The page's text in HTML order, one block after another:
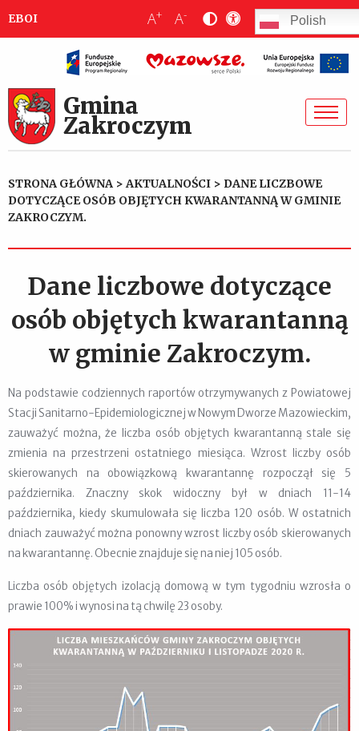
EBOI A+ A- Polish
Gmina
Zakroczym
STRONA GŁÓWNA >AKTUALNOŚCI > DANE LICZBOWE
DOTYCZĄCE OSÓB OBJĘTYCH KWARANTANNĄ W GMINIE
ZAKROCZYM.
Dane liczbowe dotyczące
osób objętych kwarantanną
w gminie Zakroczym.
Na podstawie codziennych raportów otrzymywanych z Powiatowej
Stacji Sanitarno-Epidemiologicznej w Nowym Dworze Mazowieckim,
zauważyć można, że liczba osób objętych kwarantanną stale się
zmienia na przestrzeni ostatniego miesiąca. Wzrost liczby osób
skierowanych na obowiązkową kwarantannę rozpoczął się 5
października. Znaczny skok widoczny był w dniach 11-14
października, kiedy skumulowała się liczba 120 osób. W ostatnich
dniach zauważyć można ponowny wzrost liczby osób skierowanych
na kwarantannę. Obecnie znajduje się na niej 105 osób.
Liczba osób objętych izolacją domową w tym tygodniu wzrosła o
prawie 100% i wynosi na tą chwilę 23 osoby.